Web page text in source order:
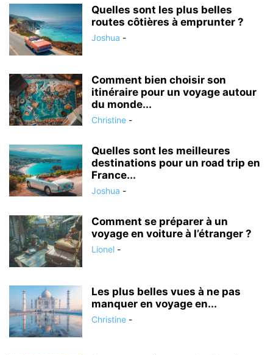
Quelles sont les plus belles
routes côtières à emprunter ?
Joshua -
Comment bien choisir son
itinéraire pour un voyage autour
du monde...
Christine -
Quelles sont les meilleures
destinations pour un road trip en
France...
Joshua -
Comment se préparer à un
voyage en voiture à l’étranger ?
Lionel -
Les plus belles vues à ne pas
manquer en voyage en...
Christine -